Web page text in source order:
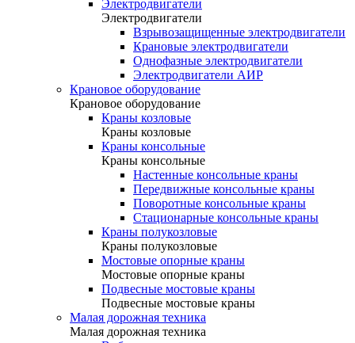
Электродвигатели
Электродвигатели
Взрывозащищенные электродвигатели
Крановые электродвигатели
Однофазные электродвигатели
Электродвигатели АИР
Крановое оборудование
Крановое оборудование
Краны козловые
Краны козловые
Краны консольные
Краны консольные
Настенные консольные краны
Передвижные консольные краны
Поворотные консольные краны
Стационарные консольные краны
Краны полукозловые
Краны полукозловые
Мостовые опорные краны
Мостовые опорные краны
Подвесные мостовые краны
Подвесные мостовые краны
Малая дорожная техника
Малая дорожная техника